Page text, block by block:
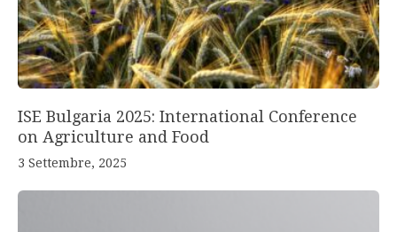
ISE Bulgaria 2025: International Conference
on Agriculture and Food
3 Settembre, 2025